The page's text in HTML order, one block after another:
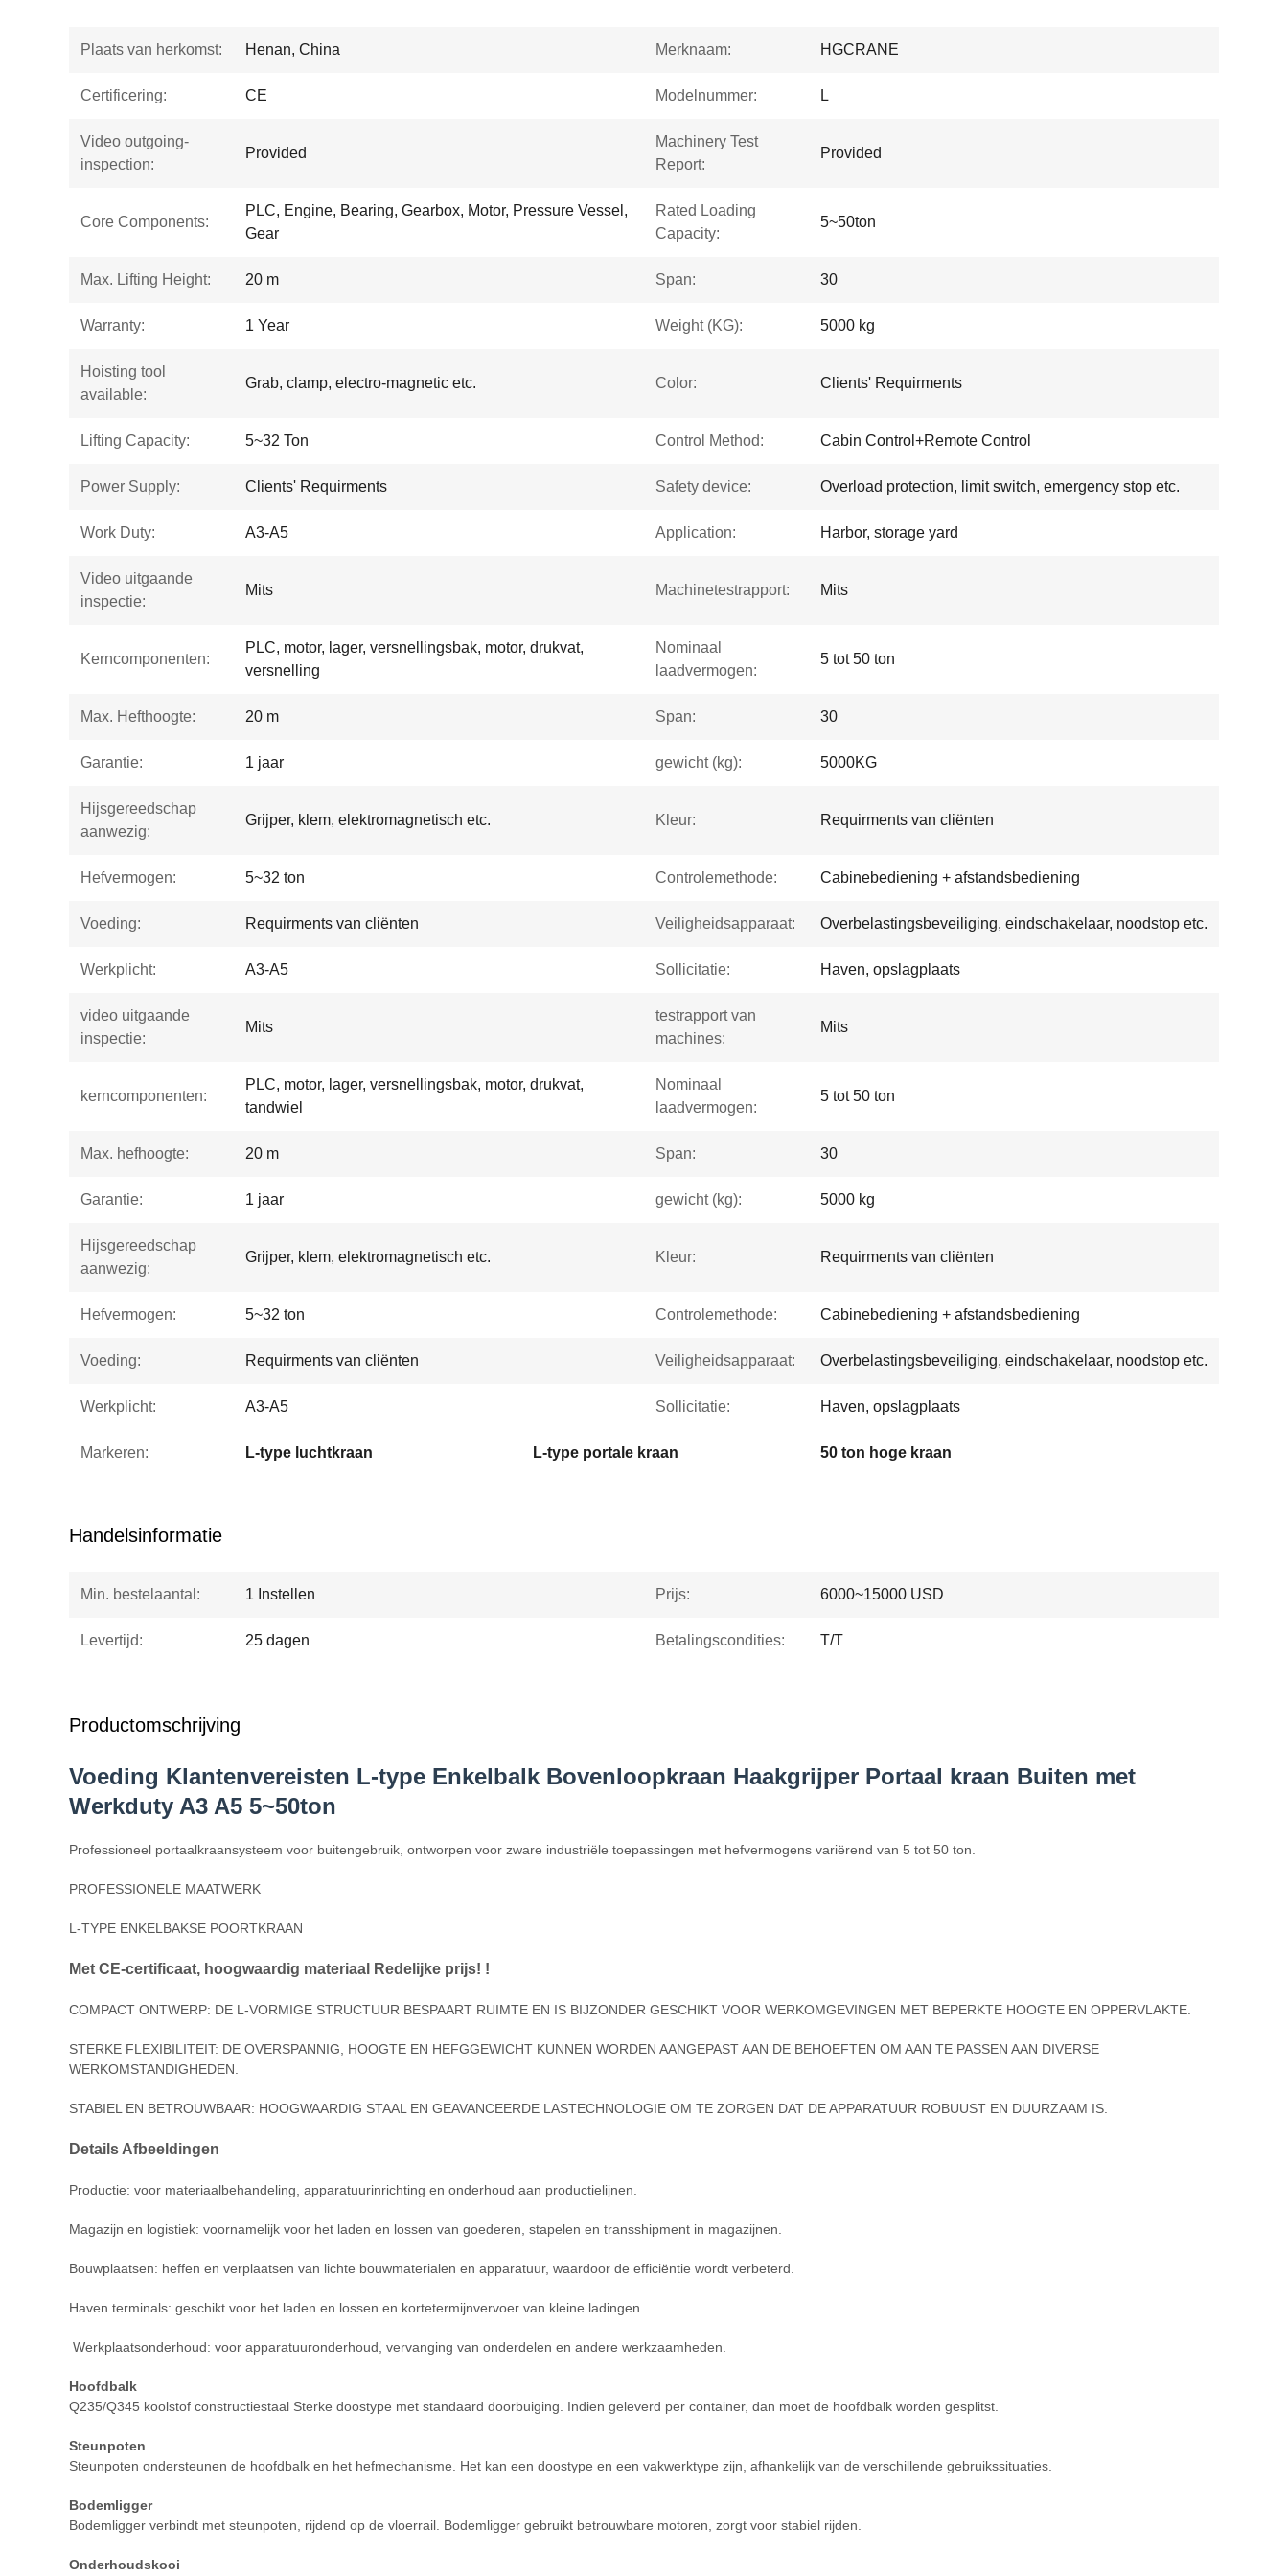
Plaats van herkomst: Henan, China Merknaam: HGCRANE
Certificering: CE Modelnummer: L
Video outgoing-
inspection:
Provided
Machinery Test
Report:
Provided
Core Components:
PLC, Engine, Bearing, Gearbox, Motor, Pressure Vessel,
Gear
Rated Loading
Capacity:
5~50ton
Max. Lifting Height: 20 m Span: 30
Warranty: 1 Year Weight (KG): 5000 kg
Hoisting tool
available:
Grab, clamp, electro-magnetic etc. Color: Clients' Requirments
Lifting Capacity: 5~32 Ton Control Method: Cabin Control+Remote Control
Power Supply: Clients' Requirments Safety device: Overload protection, limit switch, emergency stop etc.
Work Duty: A3-A5 Application: Harbor, storage yard
Video uitgaande
inspectie:
Mits Machinetestrapport: Mits
Kerncomponenten:
PLC, motor, lager, versnellingsbak, motor, drukvat,
versnelling
Nominaal
laadvermogen:
5 tot 50 ton
Max. Hefthoogte: 20 m Span: 30
Garantie: 1 jaar gewicht (kg): 5000KG
Hijsgereedschap
aanwezig:
Grijper, klem, elektromagnetisch etc. Kleur: Requirments van cliënten
Hefvermogen: 5~32 ton Controlemethode: Cabinebediening + afstandsbediening
Voeding: Requirments van cliënten Veiligheidsapparaat: Overbelastingsbeveiliging, eindschakelaar, noodstop etc.
Werkplicht: A3-A5 Sollicitatie: Haven, opslagplaats
video uitgaande
inspectie:
Mits
testrapport van
machines:
Mits
kerncomponenten:
PLC, motor, lager, versnellingsbak, motor, drukvat,
tandwiel
Nominaal
laadvermogen:
5 tot 50 ton
Max. hefhoogte: 20 m Span: 30
Garantie: 1 jaar gewicht (kg): 5000 kg
Hijsgereedschap
aanwezig:
Grijper, klem, elektromagnetisch etc. Kleur: Requirments van cliënten
Hefvermogen: 5~32 ton Controlemethode: Cabinebediening + afstandsbediening
Voeding: Requirments van cliënten Veiligheidsapparaat: Overbelastingsbeveiliging, eindschakelaar, noodstop etc.
Werkplicht: A3-A5 Sollicitatie: Haven, opslagplaats
Markeren: L-type luchtkraan L-type portale kraan 50 ton hoge kraan
Handelsinformatie
Min. bestelaantal: 1 Instellen Prijs: 6000~15000 USD
Levertijd: 25 dagen Betalingscondities: T/T
Productomschrijving
Voeding Klantenvereisten L-type Enkelbalk Bovenloopkraan Haakgrijper Portaal kraan Buiten met
Werkduty A3 A5 5~50ton
Professioneel portaalkraansysteem voor buitengebruik, ontworpen voor zware industriële toepassingen met hefvermogens variërend van 5 tot 50 ton.
PROFESSIONELE MAATWERK
L-TYPE ENKELBAKSE POORTKRAAN
Met CE-certificaat, hoogwaardig materiaal Redelijke prijs! !
COMPACT ONTWERP: DE L-VORMIGE STRUCTUUR BESPAART RUIMTE EN IS BIJZONDER GESCHIKT VOOR WERKOMGEVINGEN MET BEPERKTE HOOGTE EN OPPERVLAKTE.
STERKE FLEXIBILITEIT: DE OVERSPANNIG, HOOGTE EN HEFGGEWICHT KUNNEN WORDEN AANGEPAST AAN DE BEHOEFTEN OM AAN TE PASSEN AAN DIVERSE
WERKOMSTANDIGHEDEN.
STABIEL EN BETROUWBAAR: HOOGWAARDIG STAAL EN GEAVANCEERDE LASTECHNOLOGIE OM TE ZORGEN DAT DE APPARATUUR ROBUUST EN DUURZAAM IS.
Details Afbeeldingen
Productie: voor materiaalbehandeling, apparatuurinrichting en onderhoud aan productielijnen.
Magazijn en logistiek: voornamelijk voor het laden en lossen van goederen, stapelen en transshipment in magazijnen.
Bouwplaatsen: heffen en verplaatsen van lichte bouwmaterialen en apparatuur, waardoor de efficiëntie wordt verbeterd.
Haven terminals: geschikt voor het laden en lossen en kortetermijnvervoer van kleine ladingen.
Werkplaatsonderhoud: voor apparatuuronderhoud, vervanging van onderdelen en andere werkzaamheden.
Hoofdbalk
Q235/Q345 koolstof constructiestaal Sterke doostype met standaard doorbuiging. Indien geleverd per container, dan moet de hoofdbalk worden gesplitst.
Steunpoten
Steunpoten ondersteunen de hoofdbalk en het hefmechanisme. Het kan een doostype en een vakwerktype zijn, afhankelijk van de verschillende gebruikssituaties.
Bodemligger
Bodemligger verbindt met steunpoten, rijdend op de vloerrail. Bodemligger gebruikt betrouwbare motoren, zorgt voor stabiel rijden.
Onderhoudskooi